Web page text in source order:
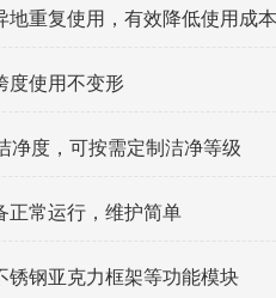
重复使用，有效降低使用成本
度使用不变形
净度，可按需定制洁净等级
正常运行，维护简单
钢亚克力框架等功能模块